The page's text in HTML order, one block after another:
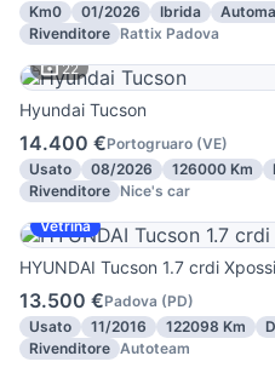
Km0
01/2026 Ibrida
Rivenditore Rattix Padova
22
Hyundai Tucson
14.400 €Portogruaro (VE)
Usato
08/2026 126000 Km
Rivenditore Nice's car
Vetrina
HYUNDAI Tucson 1.7 crdi
13.500 €Padova (PD)
Usato
11/2016 122098 Km
Rivenditore Autoteam